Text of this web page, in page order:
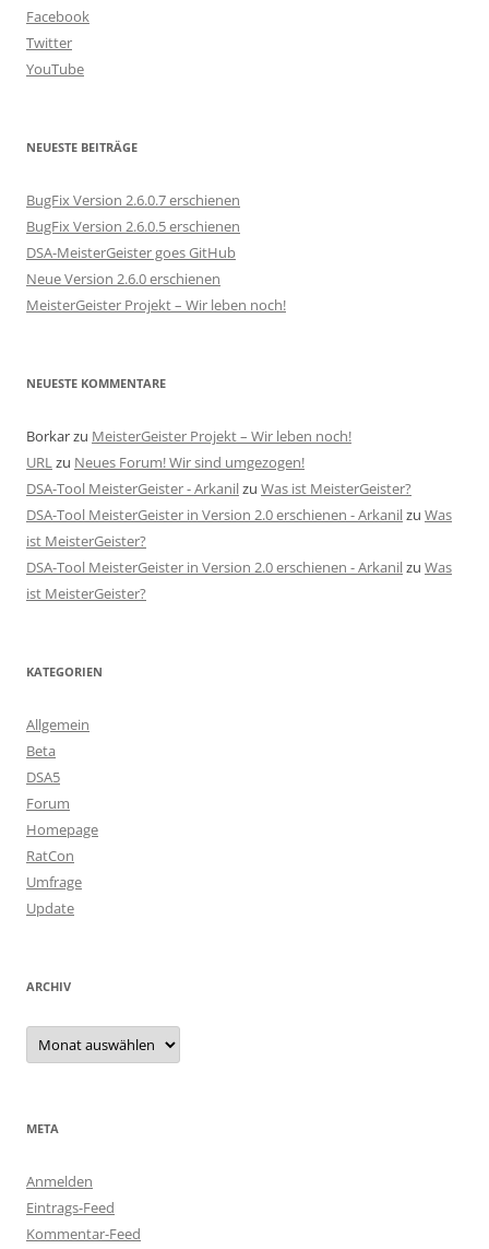
Facebook
Twitter
YouTube
NEUESTE BEITRÄGE
BugFix Version 2.6.0.7 erschienen
BugFix Version 2.6.0.5 erschienen
DSA-MeisterGeister goes GitHub
Neue Version 2.6.0 erschienen
MeisterGeister Projekt – Wir leben noch!
NEUESTE KOMMENTARE
Borkarzu MeisterGeister Projekt – Wir leben noch!
URLzu Neues Forum! Wir sind umgezogen!
DSA-Tool MeisterGeister - Arkanilzu Was ist MeisterGeister?
DSA-Tool MeisterGeister in Version 2.0 erschienen - Arkanilzu Was
ist MeisterGeister?
DSA-Tool MeisterGeister in Version 2.0 erschienen - Arkanilzu Was
ist MeisterGeister?
KATEGORIEN
Allgemein
Beta
DSA5
Forum
Homepage
RatCon
Umfrage
Update
ARCHIV
Archiv
META
Anmelden
Eintrags-Feed
Kommentar-Feed